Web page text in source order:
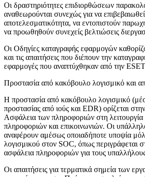
Οι δραστηριότητες επιδιορθώσεων
αναθεωρούνται συνεχώς για να
αποτελεσματικότητα, να εντοπιστούν
να προωθηθούν συνεχείς βελτιώσεις
Οι Οδηγίες καταγραφής εφαρμογών
και τις απαιτήσεις που διέπουν την
εφαρμογές που αναπτύχθηκαν από την
Προστασία από κακόβουλο λογισμικό και
Η προστασία από κακόβουλο λογισμικό
προστασίας από ιούς και EDR) ορίζεται στην
Ασφάλεια των πληροφοριών στη λειτουργία
πληροφοριών και επικοινωνιών. Οι
αναφέρουν αμέσως οποιαδήποτε υποψία
λογισμικού στον SOC, όπως περιγράφεται
ασφάλεια πληροφοριών για τους
Οι απαιτήσεις για τερματικά σημεία των